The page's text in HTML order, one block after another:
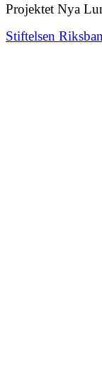
Projektet Nya
Stiftelsen